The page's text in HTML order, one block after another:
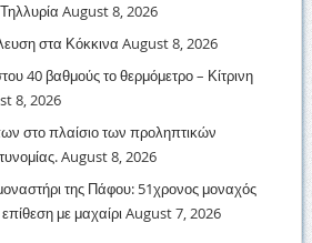
August 8, 2026
στα Κόκκινα August 8, 2026
40 βαθμούς το θερμόμετρο – Κίτρινη
8, 2026
στο πλαίσιο των προληπτικών
August 8, 2026
της Πάφου: 51χρονος μοναχός
με μαχαίριAugust 7, 2026